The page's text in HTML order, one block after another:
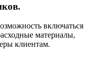
включаться
материалы,
клиентам.